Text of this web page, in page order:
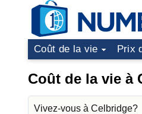
Coût de la vie Prix
Coût de la vie à
Vivez-vous à Celbridge?